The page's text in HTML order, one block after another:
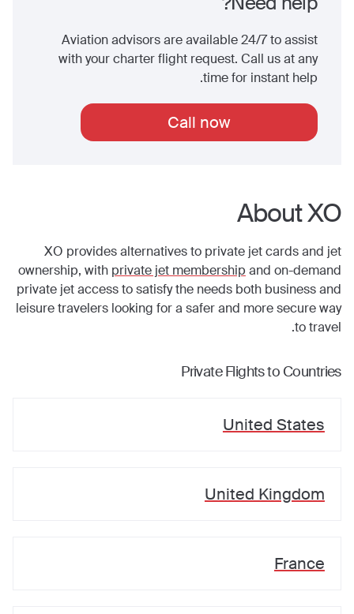
Aviation advisors are available 24/7 to assist
with your charter flight request. Call us at any
time for instant help.
Call now
About XO
XO provides alternatives to private jet cards and jet
ownership, with private jet membership and on-demand
private jet access to satisfy the needs both business and
leisure travelers looking for a safer and more secure way
to travel.
Private Flights to Countries
United States
United Kingdom
France